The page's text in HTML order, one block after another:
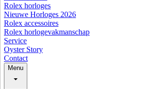
Rolex horloges
Nieuwe Horloges 2026
Rolex accessoires
Rolex horlogevakmanschap
Service
Oyster Story
Contact
Menu